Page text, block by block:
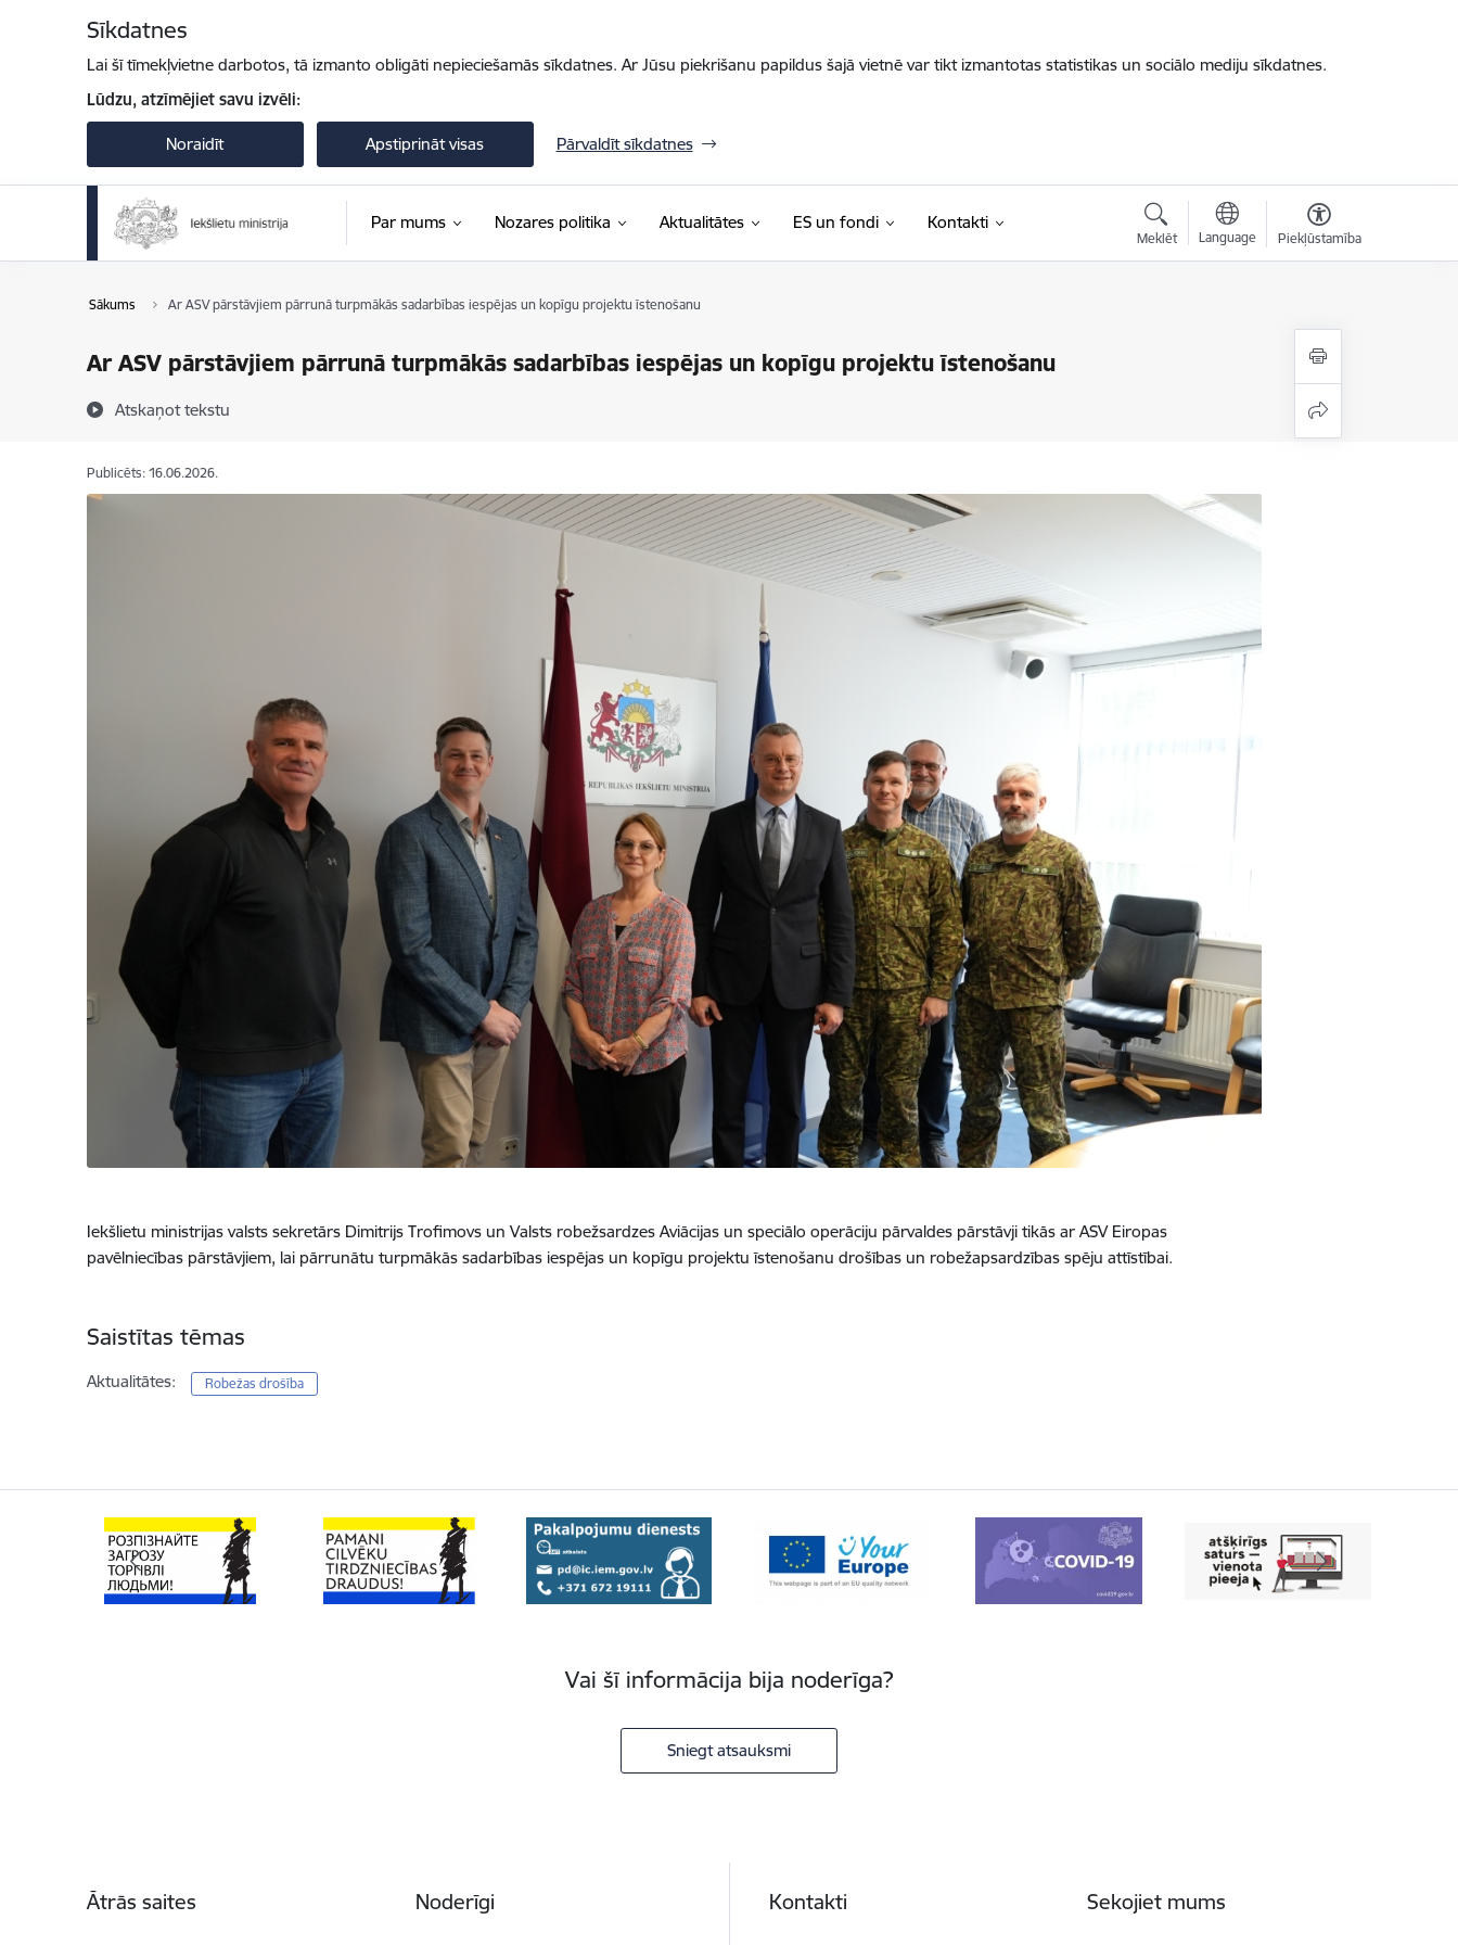
Sīkdatnes
Lai šī tīmekļvietne darbotos, tā izmanto obligāti nepieciešamās sīkdatnes. Ar Jūsu piekrišanu papildus šajā vietnē var tikt izmantotas statistikas un sociālo mediju sīkdatnes.
Lūdzu, atzīmējiet savu izvēli:
Noraidīt Apstiprināt visas Pārvaldīt sīkdatnes
Par mums Nozares politika Aktualitātes ES un fondi Kontakti
Meklēt Language Piekļūstamība
Sākums Ar ASV pārstāvjiem pārrunā turpmākās sadarbības iespējas un kopīgu projektu īstenošanu
Ar ASV pārstāvjiem pārrunā turpmākās sadarbības iespējas un kopīgu projektu īstenošanu
Atskaņot tekstu
Publicēts: 16.06.2026.
Iekšlietu ministrijas valsts sekretārs Dimitrijs Trofimovs un Valsts robežsardzes Aviācijas un speciālo operāciju pārvaldes pārstāvji tikās ar ASV Eiropas
pavēlniecības pārstāvjiem, lai pārrunātu turpmākās sadarbības iespējas un kopīgu projektu īstenošanu drošības un robežapsardzības spēju attīstībai.
Saistītas tēmas
Aktualitātes: Robežas drošība
Vai šī informācija bija noderīga?
Sniegt atsauksmi
Ātrās saites Noderīgi Kontakti Sekojiet mums